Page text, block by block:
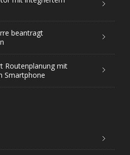
beantragt
Routenplanung mit
Smartphone